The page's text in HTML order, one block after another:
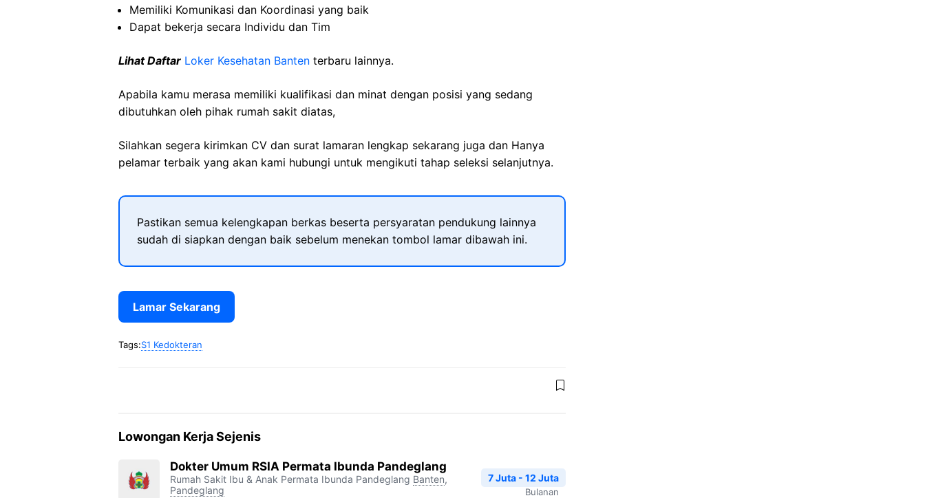
Memiliki Komunikasi dan Koordinasi yang baik
Dapat bekerja secara Individu dan Tim
Lihat Daftar Loker Kesehatan Banten terbaru lainnya.
Apabila kamu merasa memiliki kualifikasi dan minat dengan posisi yang sedang
dibutuhkan oleh pihak rumah sakit diatas,
Silahkan segera kirimkan CV dan surat lamaran lengkap sekarang juga dan Hanya
pelamar terbaik yang akan kami hubungi untuk mengikuti tahap seleksi selanjutnya.
Pastikan semua kelengkapan berkas beserta persyaratan pendukung lainnya
sudah di siapkan dengan baik sebelum menekan tombol lamar dibawah ini.
Lamar Sekarang
Tags:S1 Kedokteran
Lowongan Kerja Sejenis
Dokter Umum RSIA Permata Ibunda Pandeglang
Rumah Sakit Ibu & Anak Permata Ibunda Pandeglang Banten,
Pandeglang
7 Juta - 12 Juta
Bulanan